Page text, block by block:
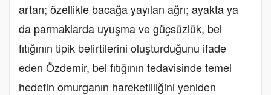
artan; özellikle bacağa yayılan ağrı; ayakta ya
da parmaklarda uyuşma ve güçsüzlük, bel
fıtığının tipik belirtilerini oluşturduğunu ifade
eden Özdemir, bel fıtığının tedavisinde temel
hedefin omurganın hareketliliğini yeniden